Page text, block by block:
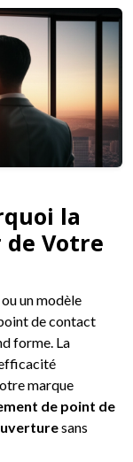
la
Votre
un modèle
de contact
forme. La
marque
de point de
sans